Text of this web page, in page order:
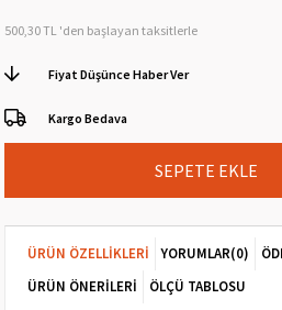
500,30 TL 'den başlayan taksitlerle
Fiyat Düşünce Haber Ver
Kargo Bedava
ÜRÜN ÖZELLIKLERI YORUMLAR(0)
ÜRÜN ÖNERILERI
ÖLÇÜ TABLOSU